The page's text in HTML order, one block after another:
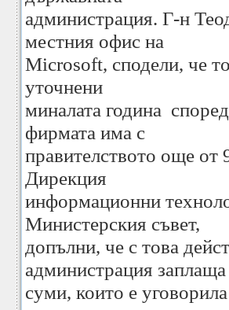
администрация. Г-н
местния офис на
Microsoft, сподели, че
уточнени
миналата година
фирмата има с
правителството още от
Дирекция
информационни
Министерския съвет,
допълни, че с това
администрация заплаща
суми, които е